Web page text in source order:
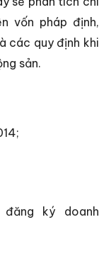
vốn pháp định,
các quy định khi
sản.
đăng ký doanh